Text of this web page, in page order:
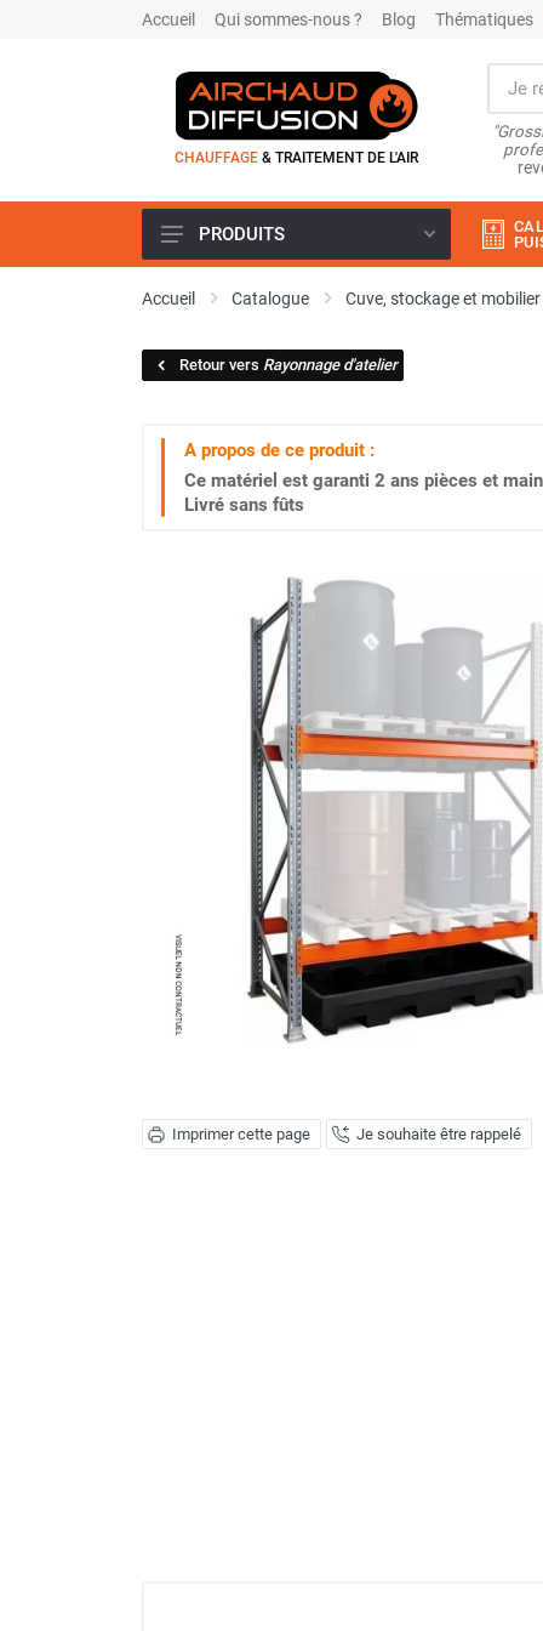
Accueil Qui sommes-nous ? Blog Thématiques
CHAUFFAGE & TRAITEMENT DE L'AIR
Climatiseur
Climatiseur mobile résidentiel et
Rafraîchisseur d'air
Rafraichisseur d'air mobile
Rafraîchisseur d'air gainable
Coffret de brumisation
Ventilateur brumisateur
Ventilateur / extracteur d'air mobile
Brasseur d'air
Ventilateur fixe
Ventilateur industriel
Ventilateur de chantier
Ventilateur centrifuge
Ventilateur de sol
Ventilateur sur pied
Ventilateur de bureau
Ventilateur de table
Extracteur d'air mural
Extracteur d'air mural hélicoïde
Extracteur d'air mural centrifuge
Extracteur d'air mural ATEX
plafond
Déstratificateur industriel à pales
PRODUITS
Accueil Catalogue Cuve, stockage et mobilier
Retour vers Rayonnage d'atelier
A propos de ce produit :
Ce matériel est garanti 2 ans pièces et
Livré sans fûts
Imprimer cette page Je souhaite être rappelé